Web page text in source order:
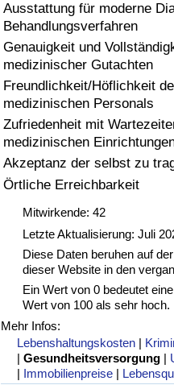
Ausstattung für moderne
Behandlungsverfahren
Genauigkeit und
medizinischer Gutachten
Freundlichkeit/Höflichkeit
medizinischen Personals
Zufriedenheit mit
medizinischen
Akzeptanz der selbst zu
Örtliche Erreichbarkeit
Mitwirkende: 42
Letzte Aktualisierung: Juli
Diese Daten beruhen auf
dieser Website in den
Ein Wert von 0 bedeutet
Wert von 100 als sehr hoch.
Mehr Infos:
Lebenshaltungskosten |
|Gesundheitsversorgung |
| Immobilienpreise |
Kriminalitätsindex nach
Gesundheitsversorgung
Gesundheitsversorgungs-
Gesundheitsversorgungs-
Umweltverschmutzung
Umweltverschmutzungs-
Verschmutzungsindex
Umweltverschmutzungs-
Verkehr